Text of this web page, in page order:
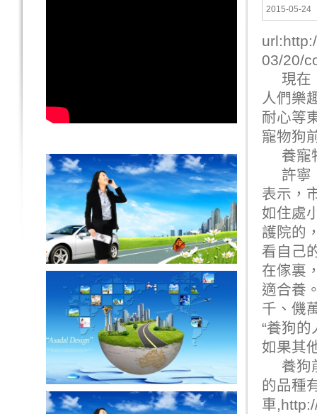
2015-05-24
03/20/
現在
人們樂
耐心等
寵物狗
養寵
許寧
表示，
如住處
護院的
看自己
在傢裏
適合養
千、僟
“養狗
如果其
養狗
的品種
車,